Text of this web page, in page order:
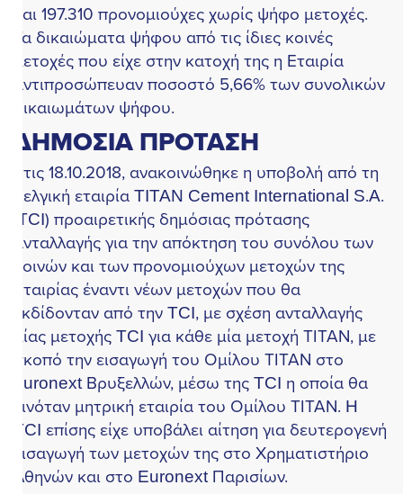
197.310 προνομιούχες χωρίς ψήφο μετοχές.
δικαιώματα ψήφου από τις ίδιες κοινές
που είχε στην κατοχή της η Εταιρία
ποσοστό 5,66% των συνολικών
ψήφου.
ΠΡΟΤΑΣΗ
18.10.2018, ανακοινώθηκε η υποβολή από τη
εταιρία TITAN Cement International S.A.
προαιρετικής δημόσιας πρότασης
για την απόκτηση του συνόλου των
και των προνομιούχων μετοχών της
έναντι νέων μετοχών που θα
από την TCI, με σχέση ανταλλαγής
μετοχής TCI για κάθε μία μετοχή ΤΙΤΑΝ, με
την εισαγωγή του Ομίλου ΤΙΤΑΝ στο
Βρυξελλών, μέσω της TCI η οποία θα
μητρική εταιρία του Ομίλου ΤΙΤΑΝ. H
επίσης είχε υποβάλει αίτηση για δευτερογενή
των μετοχών της στο Χρηματιστήριο
και στο Euronext Παρισίων.